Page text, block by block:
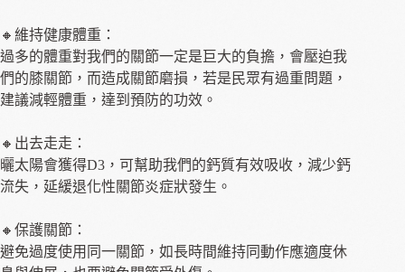
🔸維持健康體重：
過多的體重對我們的關節一定是巨大的負擔，會壓迫我
們的膝關節，而造成關節磨損，若是民眾有過重問題，
建議減輕體重，達到預防的功效。
🔸出去走走：
曬太陽會獲得D3，可幫助我們的鈣質有效吸收，減少鈣
流失，延緩退化性關節炎症狀發生。
🔸保護關節：
避免過度使用同一關節，如長時間維持同動作應適度休